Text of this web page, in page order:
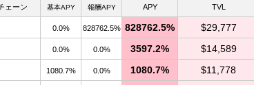
ェーン 基本APY 報酬APY APY TVL
0.0% 828762.5% 828762.5% $29,777
0.0% 0.0% 3597.2% $14,589
1080.7% 0.0% 1080.7% $11,778